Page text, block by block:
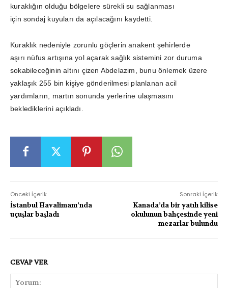
kuraklığın olduğu bölgelere sürekli su sağlanması
için sondaj kuyuları da açılacağını kaydetti.
Kuraklık nedeniyle zorunlu göçlerin anakent şehirlerde
aşırı nüfus artışına yol açarak sağlık sistemini zor duruma
sokabileceğinin altını çizen Abdelazim, bunu önlemek üzere
yaklaşık 255 bin kişiye gönderilmesi planlanan acil
yardımların, martın sonunda yerlerine ulaşmasını
beklediklerini açıkladı.
Önceki İçerik
İstanbul Havalimanı’nda
uçuşlar başladı
Sonraki İçerik
Kanada’da bir yatılı kilise
okulunun bahçesinde yeni
mezarlar bulundu
CEVAP VER